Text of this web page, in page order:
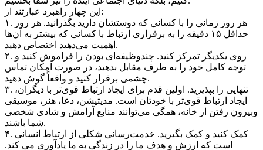
این چهار راهبرد عبارتند از:
۱. هر روز زمانی را با کسانی که دوستشان دارید بگذرانید. هر روز
حداقل ۱۵ دقیقه را به برقراری ارتباط با کسانی که بیشتر به آن‌ها
اهمیت می‌دهید اختصاص دهید.
۲. روی یکدیگر تمرکز کنید. چندوظیفه‌ای بودن را فراموش کنید و
توجه کامل خود را به طرف مقابل بدهید، در صورت امکان تماس
چشمی برقرار کنید و واقعاً گوش دهید.
۳. تنهایی را بپذیرید. اولین قدم برای ایجاد ارتباط قوی‌تر با دیگران،
ایجاد ارتباط قوی‌تر با خودتان است. مدیتیشن، دعا، هنر، موسیقی
وبیرون رفتن از خانه، همگی می‌توانند منابع آرامش و شادی شخصی
شما باشند.
۴. کمک کنید و کمک بگیرید. خدمت‌رسانی شکلی از ارتباط انسانی
است که ارزش و هدف ما را در زندگی به ما یادآوری می کند.